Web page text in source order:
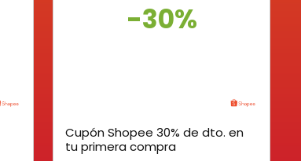
-30%
Cupón Shopee 30% de dto. en
tu primera compra